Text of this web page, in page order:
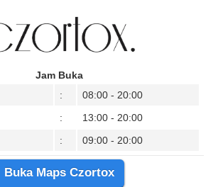
Jam Buka
:
08:00 - 20:00
:
13:00 - 20:00
: 09:00 - 20:00
Buka Maps Czortox